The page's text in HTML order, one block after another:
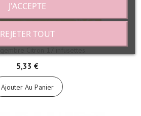
5,33 €
Ajouter Au Panier
REJETER TOUT
J'ACCEPTE